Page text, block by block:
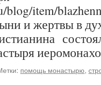
item/
и жертвы в
помощь монастырю,